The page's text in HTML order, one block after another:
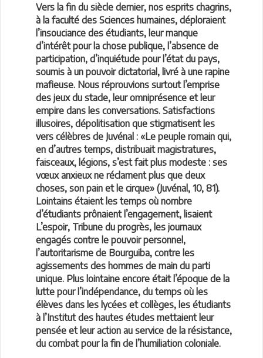
Vers la fin du siècle dernier, nos esprits chagrins,
à la faculté des Sciences humaines, déploraient
l’insouciance des étudiants, leur manque
d’intérêt pour la chose publique, l’absence de
participation, d’inquiétude pour l’état du pays,
soumis à un pouvoir dictatorial, livré à une rapine
mafieuse. Nous réprouvions surtout l’emprise
des jeux du stade, leur omniprésence et leur
empire dans les conversations. Satisfactions
illusoires, dépolitisation que stigmatisent les
vers célèbres de Juvénal : «Le peuple romain qui,
en d’autres temps, distribuait magistratures,
faisceaux, légions, s’est fait plus modeste : ses
vœux anxieux ne réclament plus que deux
choses, son pain et le cirque» (Juvénal, 10, 81).
Lointains étaient les temps où nombre
d’étudiants prônaient l’engagement, lisaient
L’espoir, Tribune du progrès, les journaux
engagés contre le pouvoir personnel,
l’autoritarisme de Bourguiba, contre les
agissements des hommes de main du parti
unique. Plus lointaine encore était l’époque de la
lutte pour l’indépendance, du temps où les
élèves dans les lycées et collèges, les étudiants
à l’Institut des hautes études mettaient leur
pensée et leur action au service de la résistance,
du combat pour la fin de l’humiliation coloniale.